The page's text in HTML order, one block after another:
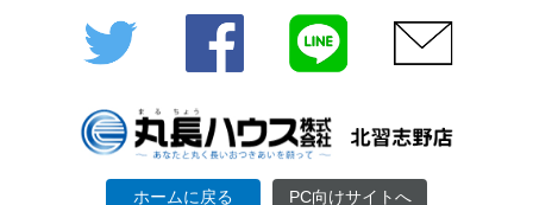
Twitter Facebook
ホームに戻る PC向けサイトへ